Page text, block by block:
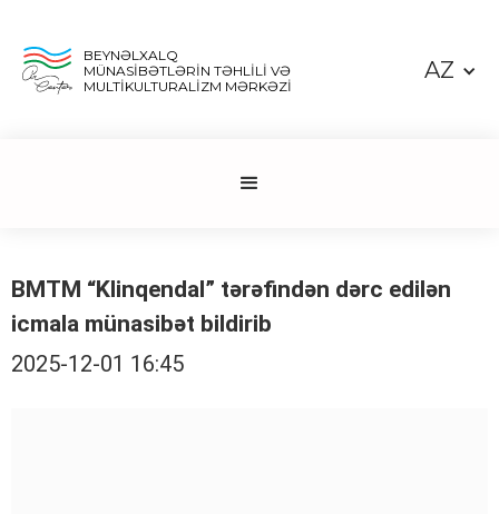
BEYNƏLXALQ
MÜNASİBƏTLƏRİN TƏHLİLİ VƏ
MULTİKULTURALİZM MƏRKƏZİ
AZ
BMTM “Klinqendal” tərəfindən dərc edilən
icmala münasibət bildirib
2025-12-01 16:45